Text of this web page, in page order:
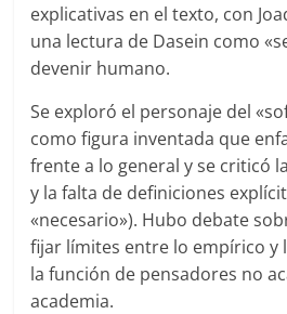
explicativas en el texto, con
una lectura de Dasein como
devenir humano.
Se exploró el personaje del
como figura inventada que
frente a lo general y se criticó
y la falta de definiciones
«necesario»). Hubo debate
fijar límites entre lo empírico y
la función de pensadores no
academia.